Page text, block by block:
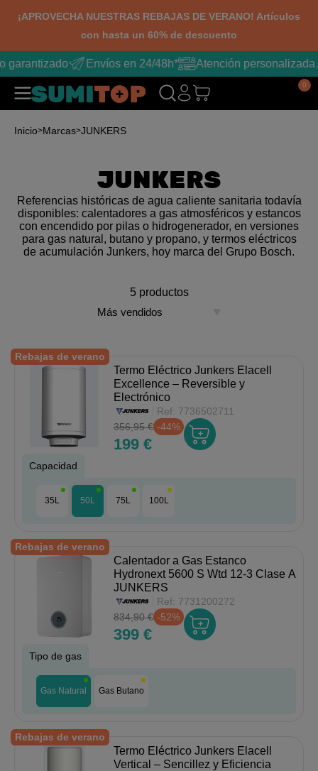
¡APROVECHA NUESTRAS REBAJAS DE VERANO! Artículos
con hasta un 60% de descuento
Envíos en 24/48h* Atención personalizada
0
Inicio Marcas JUNKERS
JUNKERS
Referencias históricas de agua caliente sanitaria todavía
disponibles: calentadores a gas atmosféricos y estancos
con encendido por pilas o hidrogenerador, en versiones
para gas natural, butano y propano, y termos eléctricos
de acumulación Junkers, hoy marca del Grupo Bosch.
5 productos
Rebajas de verano
Termo Eléctrico Junkers Elacell
Excellence – Reversible y
Electrónico
Ref: 7736502711
356,95 € -44%
199 €
Capacidad
35L 50L 75L 100L
Rebajas de verano
Calentador a Gas Estanco
Hydronext 5600 S Wtd 12-3 Clase A
JUNKERS
Ref: 7731200272
834,90 € -52%
399 €
Tipo de gas
Gas Natural Gas Butano
Rebajas de verano
Termo Eléctrico Junkers Elacell
Vertical – Sencillez y Eficiencia